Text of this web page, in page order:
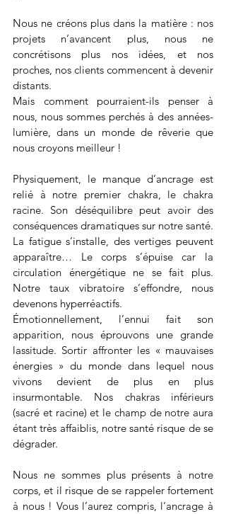
Nous ne créons plus dans la matière : nos
projets n’avancent plus, nous ne
concrétisons plus nos idées, et nos
proches, nos clients commencent à devenir
distants.
Mais comment pourraient-ils penser à
nous, nous sommes perchés à des années-
lumière, dans un monde de rêverie que
nous croyons meilleur !
Physiquement, le manque d’ancrage est
relié à notre premier chakra, le chakra
racine. Son déséquilibre peut avoir des
conséquences dramatiques sur notre santé.
La fatigue s’installe, des vertiges peuvent
apparaître… Le corps s’épuise car la
circulation énergétique ne se fait plus.
Notre taux vibratoire s’effondre, nous
devenons hyperréactifs.
Émotionnellement, l’ennui fait son
apparition, nous éprouvons une grande
lassitude. Sortir affronter les « mauvaises
énergies » du monde dans lequel nous
vivons devient de plus en plus
insurmontable. Nos chakras inférieurs
(sacré et racine) et le champ de notre aura
étant très affaiblis, notre santé risque de se
dégrader.
Nous ne sommes plus présents à notre
corps, et il risque de se rappeler fortement
à nous ! Vous l’aurez compris, l’ancrage à